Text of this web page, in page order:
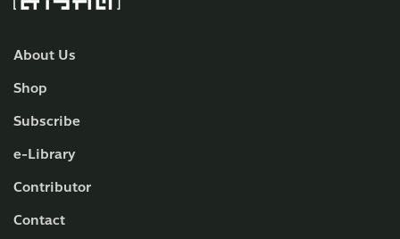
About Us
Shop
Subscribe
e-Library
Contributor
Contact